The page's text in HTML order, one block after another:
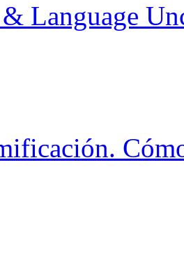
Language